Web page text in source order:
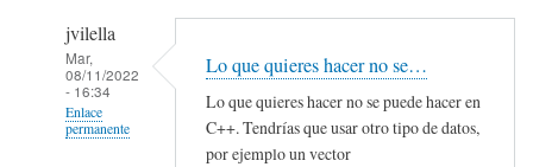
No
me
sirvio
por
jvilella
Mar,
08/11/2022
- 16:34
Enlace
permanente
Lo que quieres hacer no se…
Lo que quieres hacer no se puede hacer en
C++. Tendrías que usar otro tipo de datos,
por ejemplo un vector